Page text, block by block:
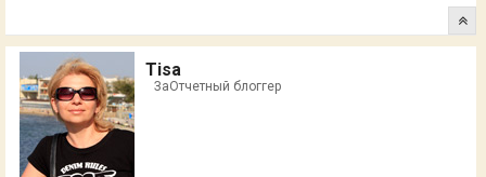
Tisa
ЗаОтчетный блоггер